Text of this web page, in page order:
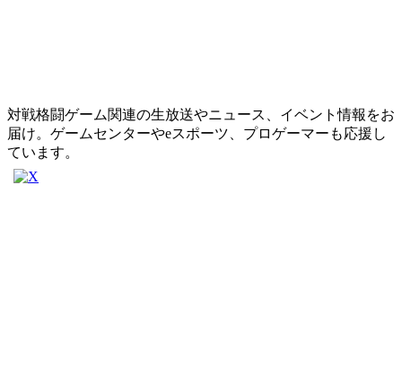
対戦格闘ゲーム関連の生放送やニュース、イベント情報をお
届け。ゲームセンターやeスポーツ、プロゲーマーも応援し
ています。